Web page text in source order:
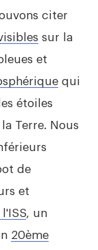
citer
sur la
et
qui
étoiles
Terre. Nous
de
et
, un
20ème